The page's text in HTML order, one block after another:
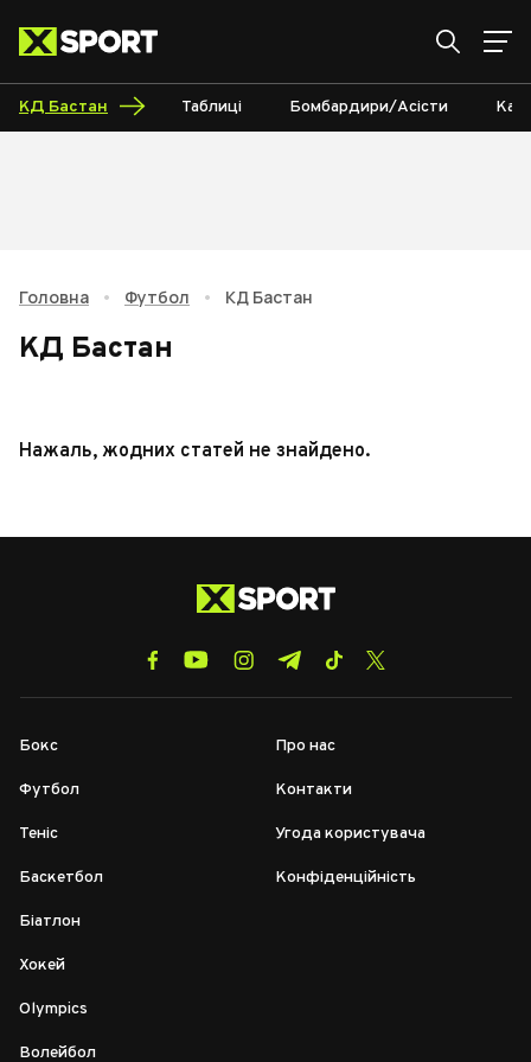
КД Бастан Таблиці Бомбардири/Асісти
Головна • Футбол • КД Бастан
КД Бастан
Нажаль, жодних статей не знайдено.
Бокс
Футбол
Теніс
Баскетбол
Біатлон
Хокей
Olympics
Волейбол
Про нас
Контакти
Угода користувача
Конфіденційність